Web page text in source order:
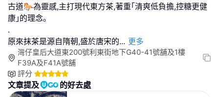
古道🐎為靈感,主打現代東方茶,著重｢清爽低負擔,控糖更健
康｣的理念｡
.
原來抹茶是源自隋朝,盛於唐宋的... 更多
灣仔皇后大道東200號利東街地下G40-41號舖及1樓
F39A及F41A號舖
評分
文章提及 的好去處